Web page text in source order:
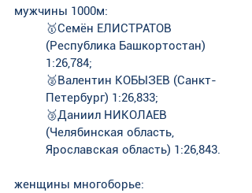
мужчины 1000м:
🥇Семён ЕЛИСТРАТОВ
(Республика Башкортостан)
1:26,784;
🥈Валентин КОБЫЗЕВ (Санкт-
Петербург) 1:26,833;
🥉Даниил НИКОЛАЕВ
(Челябинская область,
Ярославская область) 1:26,843.
женщины многоборье: